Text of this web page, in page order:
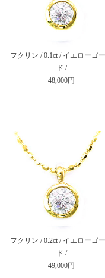
フクリン / 0.2ct / イエローゴ
ド /
49,000円
フクリン / 0.1ct / イエローゴ
ド /
48,000円